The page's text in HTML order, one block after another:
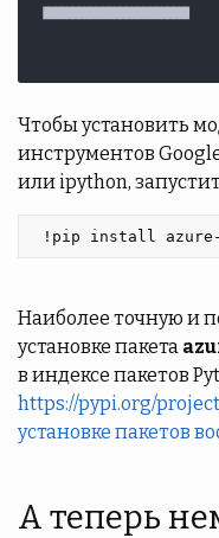
Чтобы установить
инструментов
или ipython,
!pip install azure-
Наиболее точную и
установке пакета
в индексе пакетов
https://pypi.org/
установке пакетов
А теперь